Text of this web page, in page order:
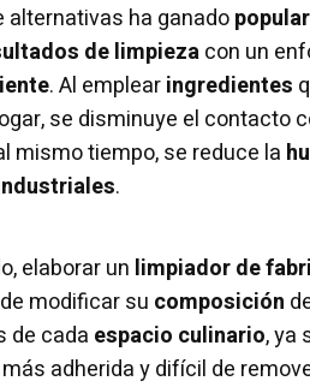
alternativas ha ganado
de limpiezacon un
. Al emplearingredientes
se disminuye el contacto
mismo tiempo, se reduce la
.
elaborar un limpiador de
modificar su composición
de cada espacio culinario, ya
adherida y difícil de